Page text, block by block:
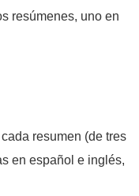
resúmenes, uno en
resumen (de tres
en español e inglés,